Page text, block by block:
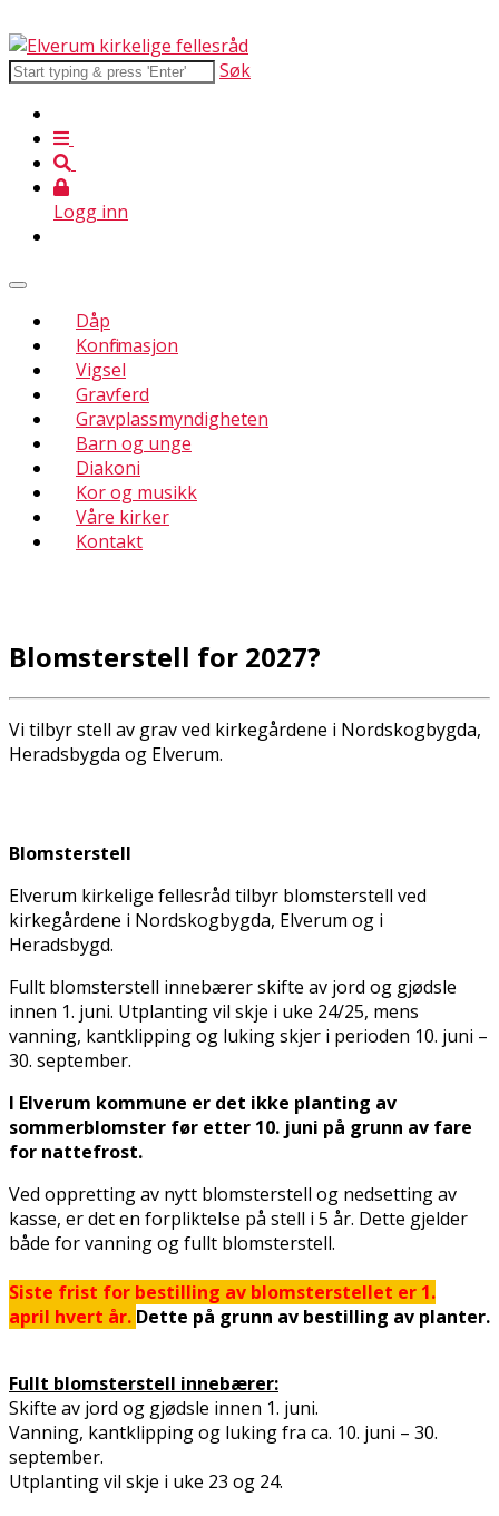
Søk
Logg inn
Dåp
Konfirmasjon
Vigsel
Gravferd
Gravplassmyndigheten
Barn og unge
Diakoni
Kor og musikk
Våre kirker
Kontakt
Blomsterstell for 2027?
Vi tilbyr stell av grav ved kirkegårdene i Nordskogbygda,
Heradsbygda og Elverum.
Blomsterstell
Elverum kirkelige fellesråd tilbyr blomsterstell ved
kirkegårdene i Nordskogbygda, Elverum og i
Heradsbygd.
Fullt blomsterstell innebærer skifte av jord og gjødsle
innen 1. juni. Utplanting vil skje i uke 24/25, mens
vanning, kantklipping og luking skjer i perioden 10. juni –
30. september.
I Elverum kommune er det ikke planting av
sommerblomster før etter 10. juni på grunn av fare
for nattefrost.
Ved oppretting av nytt blomsterstell og nedsetting av
kasse, er det en forpliktelse på stell i 5 år. Dette gjelder
både for vanning og fullt blomsterstell.
Siste frist for bestilling av blomsterstellet er 1.
april hvert år. Dette på grunn av bestilling av planter.
Fullt blomsterstell innebærer:
Skifte av jord og gjødsle innen 1. juni.
Vanning, kantklipping og luking fra ca. 10. juni – 30.
september.
Utplanting vil skje i uke 23 og 24.